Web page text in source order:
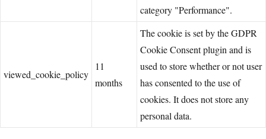
category "Performance".
viewed_cookie_policy
11
months
The cookie is set by the GDPR
Cookie Consent plugin and is
used to store whether or not user
has consented to the use of
cookies. It does not store any
personal data.